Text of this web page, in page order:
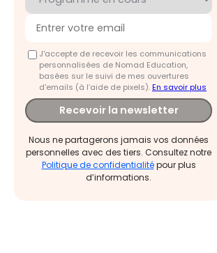
J'accepte de recevoir les communications
personnalisées de Nomad Education,
basées sur le suivi de mes ouvertures
d'emails (à l’aide de pixels).En savoir plus
Recevoir la newsletter
Nous ne partagerons jamais vos données
personnelles avec des tiers. Consultez notre
Politique de confidentialitépour plus
d’informations.